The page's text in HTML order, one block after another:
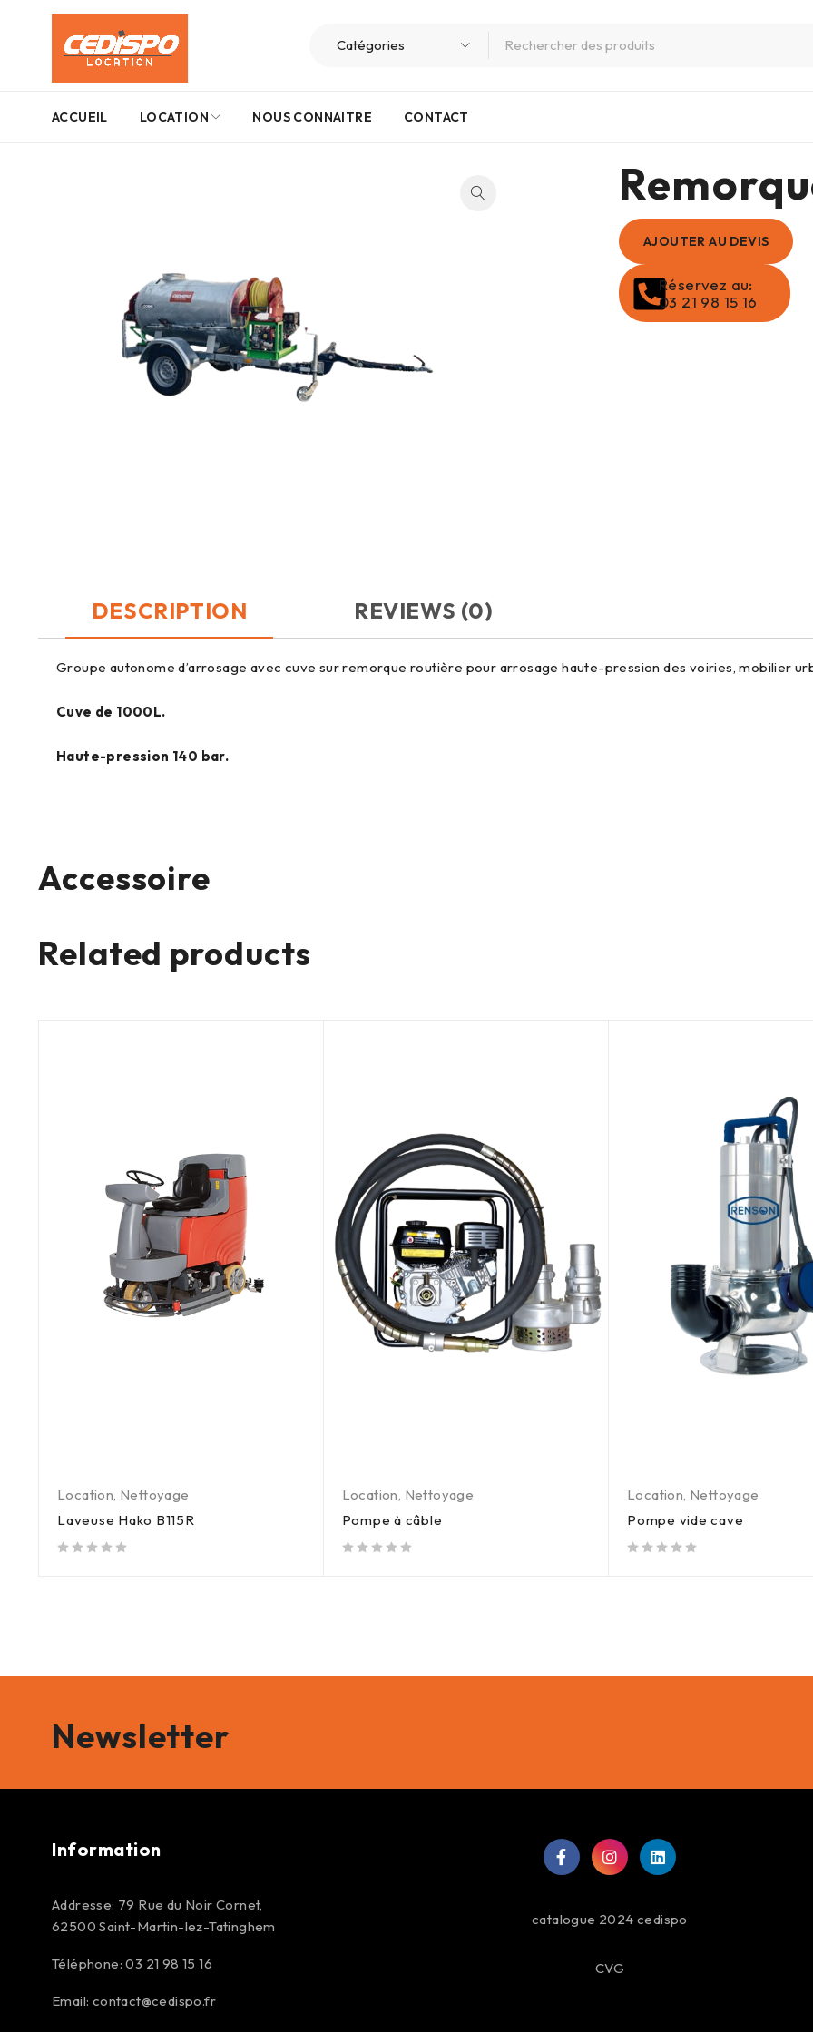
ACCUEIL LOCATION NOUS CONNAITRE CONTACT
AJOUTER AU DEVIS
Réservez au:
03 21 98 15 16
DESCRIPTION REVIEWS (0)
Groupe autonome d’arrosage avec cuve sur remorque routière pour arrosage haute-pression des voiries, mobilier
Cuve de 1000L.
Haute-pression 140 bar.
Accessoire
Related products
Location, Nettoyage
Laveuse Hako B115R
Location, Nettoyage
Pompe à câble
Location, Nettoyage
Pompe vide cave
Newsletter
Information
Addresse: 79 Rue du Noir Cornet,
62500 Saint-Martin-lez-Tatinghem
Téléphone: 03 21 98 15 16
Email: contact@cedispo.fr
catalogue 2024 cedispo
CVG